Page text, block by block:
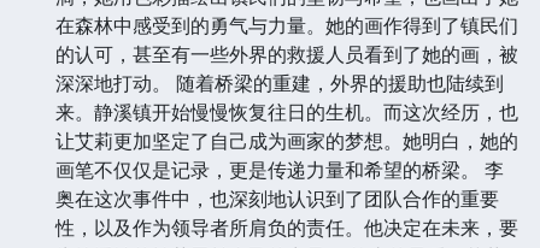
在森林中感受到的勇气与力量。她的画作得到了镇民们
的认可，甚至有一些外界的救援人员看到了她的画，被
深深地打动。 随着桥梁的重建，外界的援助也陆续到
来。静溪镇开始慢慢恢复往日的生机。而这次经历，也
让艾莉更加坚定了自己成为画家的梦想。她明白，她的
画笔不仅仅是记录，更是传递力量和希望的桥梁。 李
奥在这次事件中，也深刻地认识到了团队合作的重要
性，以及作为领导者所肩负的责任。他决定在未来，要